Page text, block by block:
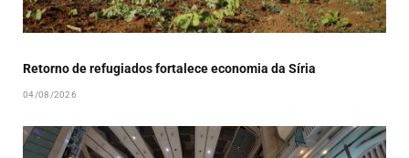
Retorno de refugiados fortalece economia da Síria
04/08/2026